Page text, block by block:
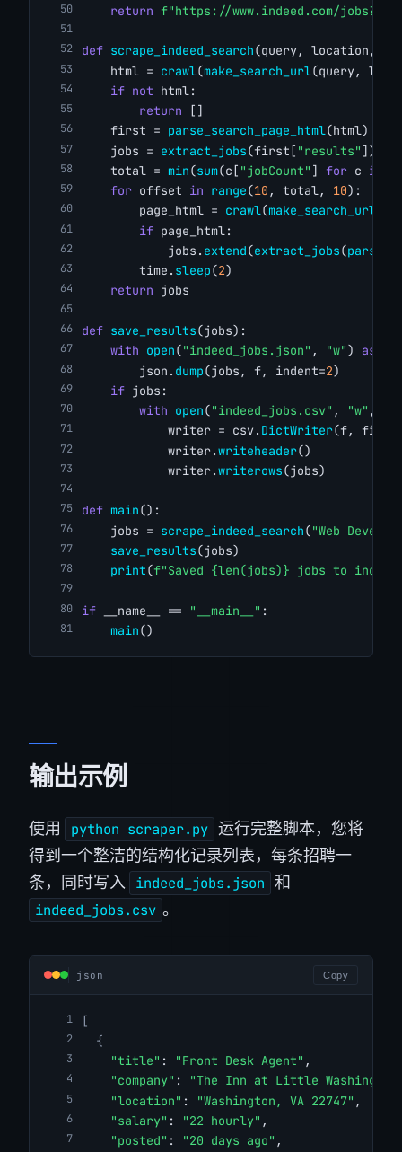
return f"https://www.indeed.com/
def scrape_indeed_search(query, location,
    html =
crawl(make_search_url(query,
if not html:
return []
    first =
parse_search_page_html(html)
    jobs =
extract_jobs(first[ "results" ])
    total =
min(sum(c[ "jobCount" ] for c in
for offset in range(10 , total, 10):
        page_html =
crawl(make_search_url
if page_html:
            jobs.
extend(extract_jobs(
        time.
sleep(2)
return jobs
def save_results(jobs):
with open("indeed_jobs.json" , "w") as
        json.
dump(jobs, f, indent=2)
if jobs:
with open("indeed_jobs.csv" , "w" ,
            writer = csv.
DictWriter(f,
            writer.
writeheader()
            writer.
writerows(jobs)
def main():
    jobs =
scrape_indeed_search("Web
save_results(jobs)
print(f"Saved {len(jobs)} jobs to
if __name__ == "__main__" :
main()
输出示例
使用 python scraper.py 运行完整脚本，您将
得到一个整洁的结构化记录列表，每条招聘一
条，同时写入 indeed_jobs.json 和
indeed_jobs.csv 。
json Copy
[
{
"title" : "Front Desk Agent" ,
"company" :
"The Inn at Little
"location" : "Washington, VA 22747" ,
"salary" : "22 hourly" ,
"posted" : "20 days ago" ,